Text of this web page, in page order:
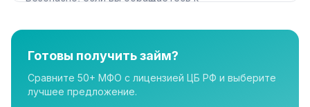
организации в нашем каталоге имеют лицензию.
Готовы получить займ?
Сравните 50+ МФО с лицензией ЦБ РФ и выберите
лучшее предложение.